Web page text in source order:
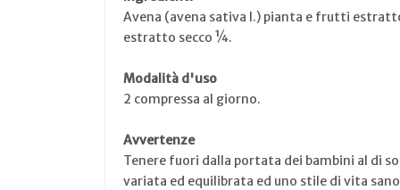
Avena (avena sativa l.) pianta e frutti
estratto secco ¼.
Modalità d'uso
2 compressa al giorno.
Avvertenze
Tenere fuori dalla portata dei bambini al di
variata ed equilibrata ed uno stile di vita